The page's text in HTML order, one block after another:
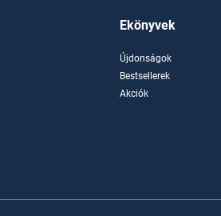
Ekönyvek
Újdonságok
Bestsellerek
Akciók